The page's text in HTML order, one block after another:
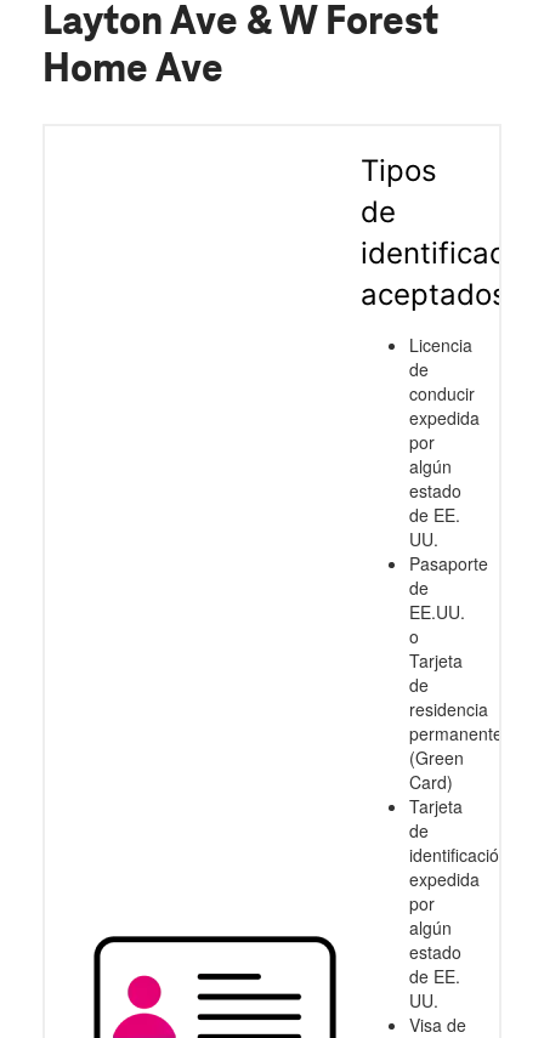
Layton Ave & W Forest
Home Ave
Tipos
de
aceptados
Licencia
de
conducir
expedida
por
algún
estado
de EE.
UU.
Pasaporte
de
EE.UU.
o
Tarjeta
de
residencia
permanente
(Green
Card)
Tarjeta
de
identificación
expedida
por
algún
estado
de EE.
UU.
Visa de